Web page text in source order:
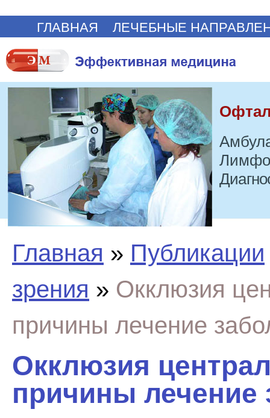
ГЛАВНАЯ ЛЕЧЕБНЫЕ
Главная » Публикации
зрения » Окклюзия
причины лечение
Окклюзия
причины лечение